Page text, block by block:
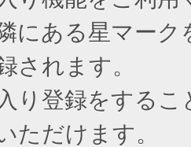
にある星マー
されます。
り登録をする
ただけます。